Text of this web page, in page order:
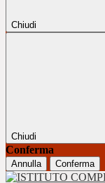
Chiudi
Chiudi
Conferma
Annulla Conferma